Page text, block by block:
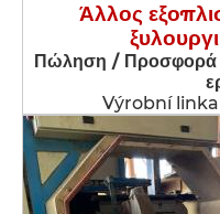
Άλλος
Πώληση / Προσφορά
Výrobní